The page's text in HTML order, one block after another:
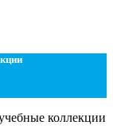
коллекции